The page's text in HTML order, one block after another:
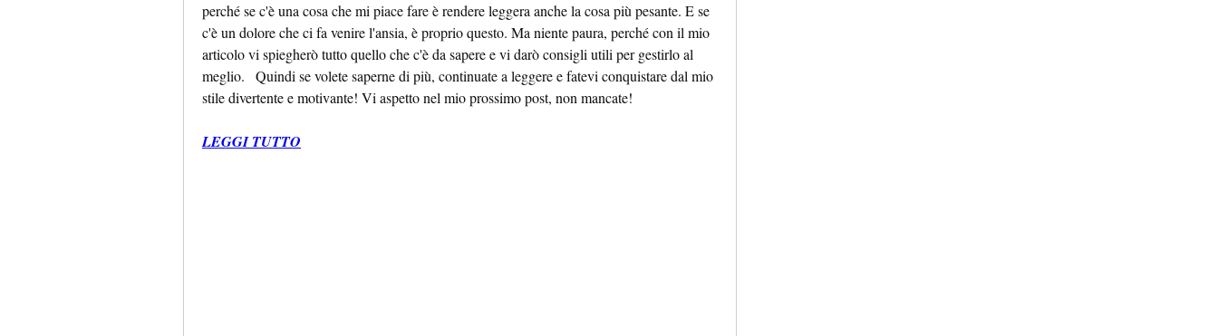
perché se c'è una cosa che mi piace fare è rendere leggera anche la cosa più pesante. E se
c'è un dolore che ci fa venire l'ansia, è proprio questo. Ma niente paura, perché con il mio
articolo vi spiegherò tutto quello che c'è da sapere e vi darò consigli utili per gestirlo al
meglio.   Quindi se volete saperne di più, continuate a leggere e fatevi conquistare dal mio
stile divertente e motivante! Vi aspetto nel mio prossimo post, non mancate!
LEGGI TUTTO